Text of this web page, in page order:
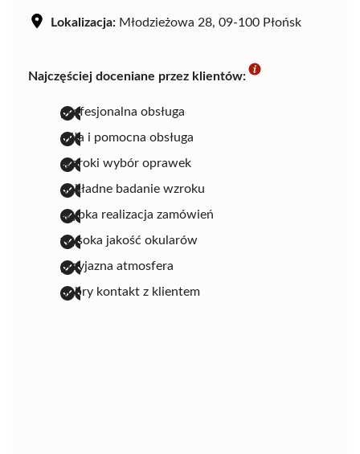
Lokalizacja: Młodzieżowa 28, 09-100 Płońsk
Najczęściej doceniane przez klientów:
profesjonalna obsługa
miła i pomocna obsługa
szeroki wybór oprawek
dokładne badanie wzroku
szybka realizacja zamówień
wysoka jakość okularów
przyjazna atmosfera
dobry kontakt z klientem